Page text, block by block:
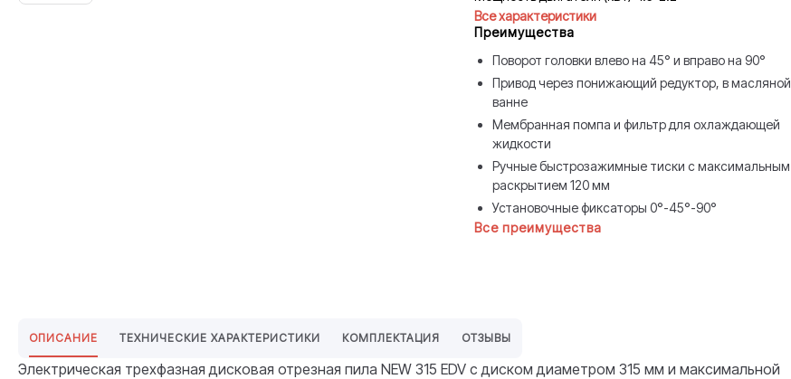
Все характеристики
Преимущества
Поворот головки влево на 45° и вправо на 90°
Привод через понижающий редуктор, в масляной
ванне
Мембранная помпа и фильтр для охлаждающей
жидкости
Ручные быстрозажимные тиски с максимальным
раскрытием 120 мм
Установочные фиксаторы 0°-45°-90°
Все преимущества
ОПИСАНИЕ ТЕХНИЧЕСКИЕ ХАРАКТЕРИСТИКИ КОМПЛЕКТАЦИЯ ОТЗЫВЫ
Электрическая трехфазная дисковая отрезная пила NEW 315 EDV с диском диаметром 315 мм и максимальной